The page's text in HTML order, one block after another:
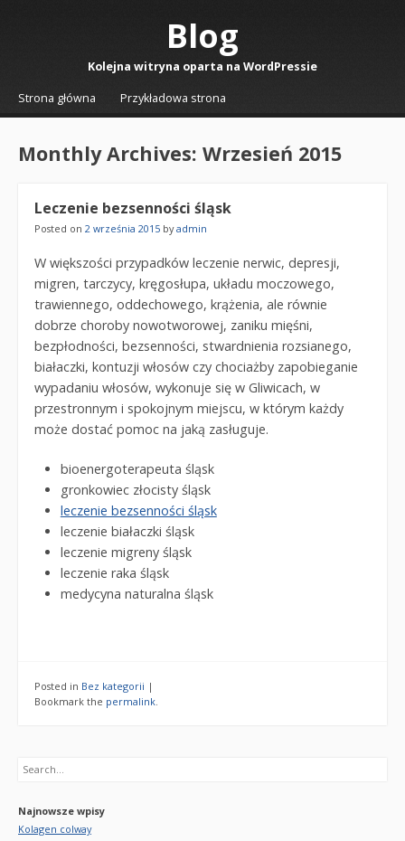
Blog
Kolejna witryna oparta na WordPressie
☰Menu
Skip to content
Strona główna Przykładowa strona
Monthly Archives: Wrzesień 2015
Leczenie bezsenności śląsk
Posted on 2 września 2015 byadmin
W większości przypadków leczenie nerwic, depresji,
migren, tarczycy, kręgosłupa, układu moczowego,
trawiennego, oddechowego, krążenia, ale równie
dobrze choroby nowotworowej, zaniku mięśni,
bezpłodności, bezsenności, stwardnienia rozsianego,
białaczki, kontuzji włosów czy chociażby zapobieganie
wypadaniu włosów, wykonuje się w Gliwicach, w
przestronnym i spokojnym miejscu, w którym każdy
może dostać pomoc na jaką zasługuje.
bioenergoterapeuta śląsk
gronkowiec złocisty śląsk
leczenie bezsenności śląsk
leczenie białaczki śląsk
leczenie migreny śląsk
leczenie raka śląsk
medycyna naturalna śląsk
Posted in Bez kategorii |
Bookmark the permalink
Search
Najnowsze wpisy
Kolagen colway